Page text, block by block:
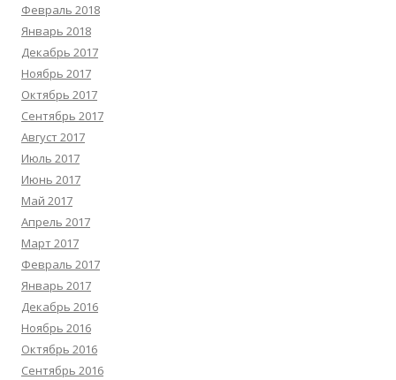
Февраль 2018
Январь 2018
Декабрь 2017
Ноябрь 2017
Октябрь 2017
Сентябрь 2017
Август 2017
Июль 2017
Июнь 2017
Май 2017
Апрель 2017
Март 2017
Февраль 2017
Январь 2017
Декабрь 2016
Ноябрь 2016
Октябрь 2016
Сентябрь 2016